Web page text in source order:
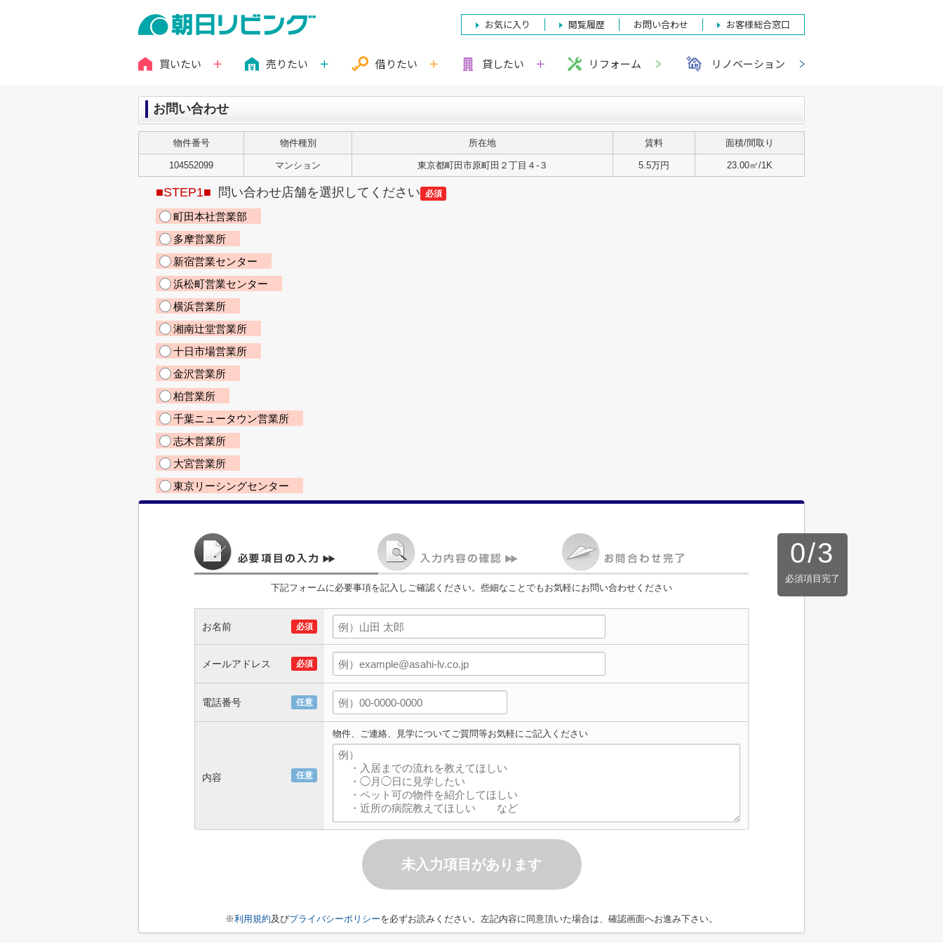
お気に入り 閲覧履歴 お問い合わせ お客様総合窓口
買いたい 売りたい 借りたい 貸したい リフォーム リノベーション
お問い合わせ
物件番号 物件種別 所在地 賃料 面積/間取り
104552099 マンション 東京都町田市原町田２丁目４-３ 5.5万円 23.00㎡/1K
■STEP1■ 問い合わせ店舗を選択してください 必須
町田本社営業部
多摩営業所
新宿営業センター
浜松町営業センター
横浜営業所
湘南辻堂営業所
十日市場営業所
金沢営業所
柏営業所
千葉ニュータウン営業所
志木営業所
大宮営業所
東京リーシングセンター
0/3
必須項目完了
下記フォームに必要事項を記入しご確認ください。些細なことでもお気軽にお問い合わせください
お名前 必須
メールアドレス 必須
電話番号 任意
内容 任意
物件、ご連絡、見学についてご質問等お気軽にご記入ください
未入力項目があります
※利用規約及びプライバシーポリシーを必ずお読みください。左記内容に同意頂いた場合は、確認画面へお進み下さい。